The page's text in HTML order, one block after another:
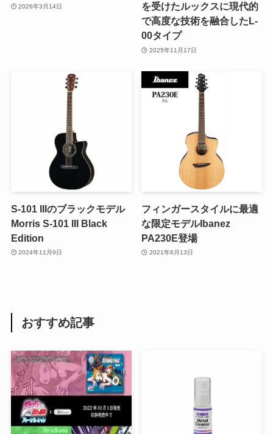
2026年3月14日
を受けたルックスに現代的
で高度な技術を融合したL-
00タイプ
2025年11月17日
S-101 IIIのブラックモデル
Morris S-101 III Black
Edition
2024年11月9日
フィンガースタイルに最適
な限定モデルIbanez
PA230E登場
2021年6月13日
おすすめ記事